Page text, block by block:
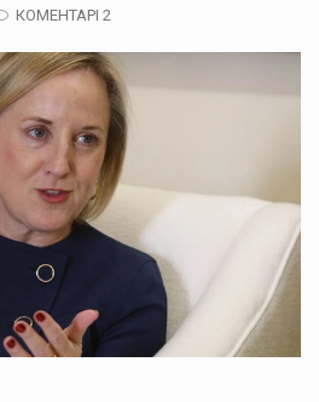
КОМЕНТАРІ 2